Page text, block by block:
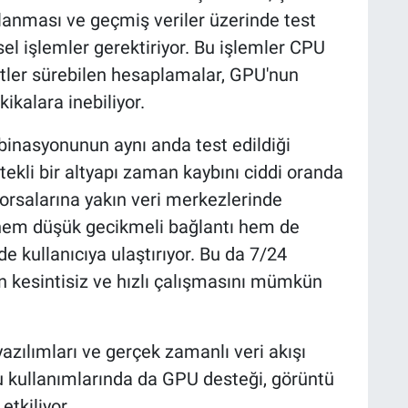
ve geçmiş veriler üzerinde test
işlemler gerektiriyor. Bu işlemler CPU
sürebilen hesaplamalar, GPU'nun
inebiliyor.
aynı anda test edildiği
bir altyapı zaman kaybını ciddi oranda
yakın veri merkezlerinde
düşük gecikmeli bağlantı hem de
kullanıcıya ulaştırıyor. Bu da 7/24
ve hızlı çalışmasını mümkün
ve gerçek zamanlı veri akışı
da GPU desteği, görüntü